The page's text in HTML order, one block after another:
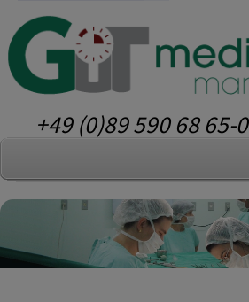
+49 (0)89 590 68 65-0